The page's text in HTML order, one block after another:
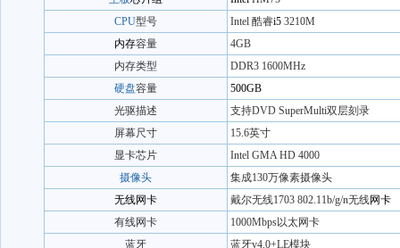
CPU型号 Intel 酷睿i5 3210M
内存容量
4GB
内存类型
DDR3 1600MHz
硬盘容量
500GB
光驱描述
支持DVD SuperMulti双层刻录
屏幕尺寸
15.6英寸
显卡芯片
Intel GMA HD 4000
摄像头
集成130万像素摄像头
无线网卡
戴尔无线1703 802.11b/g/n无线网卡
有线网卡
1000Mbps以太网卡
蓝牙
蓝牙v4.0+LE模块